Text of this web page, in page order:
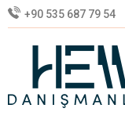
+90 535 687 79 54